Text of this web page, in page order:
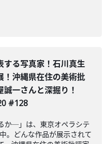
する写真家！石川真生
！沖縄県在住の美術批
誠一さんと深掘り！
#128
か─」は、東京オペラシテ
。どんな作品が展示されて